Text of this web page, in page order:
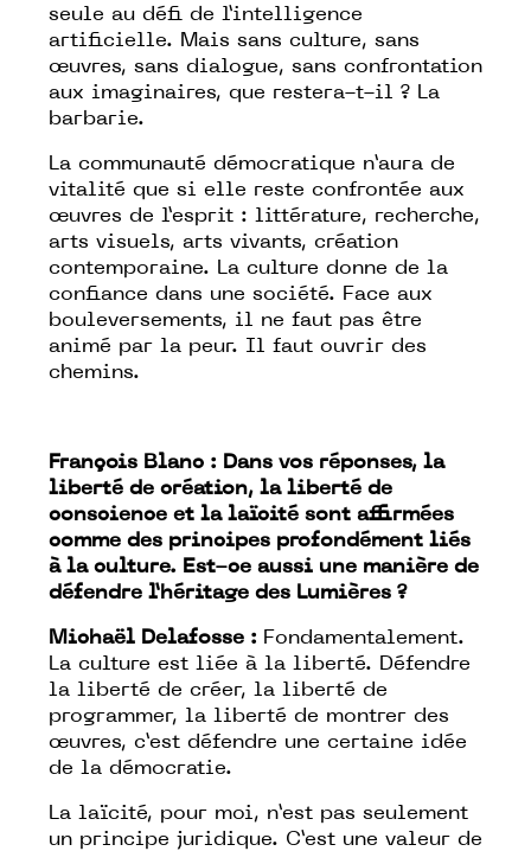
seule au défi de l’intelligence
artificielle. Mais sans culture, sans
œuvres, sans dialogue, sans confrontation
aux imaginaires, que restera-t-il ? La
barbarie.
La communauté démocratique n’aura de
vitalité que si elle reste confrontée aux
œuvres de l’esprit : littérature, recherche,
arts visuels, arts vivants, création
contemporaine. La culture donne de la
confiance dans une société. Face aux
bouleversements, il ne faut pas être
animé par la peur. Il faut ouvrir des
chemins.
François Blanc : Dans vos réponses, la
liberté de création, la liberté de
conscience et la laïcité sont affirmées
comme des principes profondément liés
à la culture. Est-ce aussi une manière de
défendre l’héritage des Lumières ?
Michaël Delafosse : Fondamentalement.
La culture est liée à la liberté. Défendre
la liberté de créer, la liberté de
programmer, la liberté de montrer des
œuvres, c’est défendre une certaine idée
de la démocratie.
La laïcité, pour moi, n’est pas seulement
un principe juridique. C’est une valeur de